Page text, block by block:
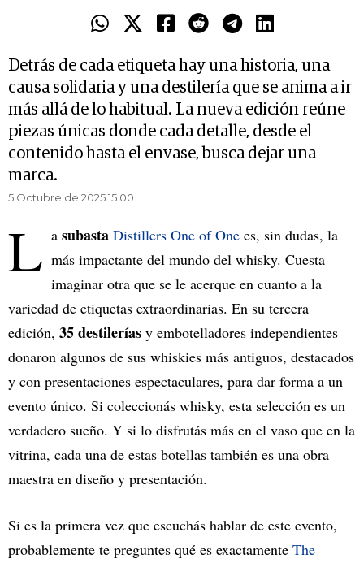
Detrás de cada etiqueta hay una historia, una
causa solidaria y una destilería que se anima a ir
más allá de lo habitual. La nueva edición reúne
piezas únicas donde cada detalle, desde el
contenido hasta el envase, busca dejar una
marca.
5 Octubre de 2025 15.00
L a subasta Distillers One of One es, sin dudas, la
más impactante del mundo del whisky. Cuesta
imaginar otra que se le acerque en cuanto a la
variedad de etiquetas extraordinarias. En su tercera
edición, 35 destilerías y embotelladores independientes
donaron algunos de sus whiskies más antiguos, destacados
y con presentaciones espectaculares, para dar forma a un
evento único. Si coleccionás whisky, esta selección es un
verdadero sueño. Y si lo disfrutás más en el vaso que en la
vitrina, cada una de estas botellas también es una obra
maestra en diseño y presentación.
Si es la primera vez que escuchás hablar de este evento,
probablemente te preguntes qué es exactamente The